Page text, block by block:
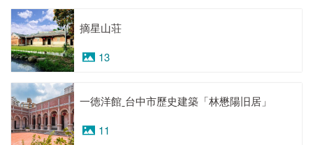
摘星山荘
13
一徳洋館ˍ台中市歷史建築「林懋陽旧居」
11